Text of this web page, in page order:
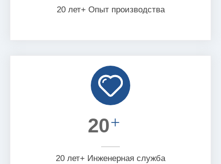
20 лет+ Опыт производства
20+
20 лет+ Инженерная служба